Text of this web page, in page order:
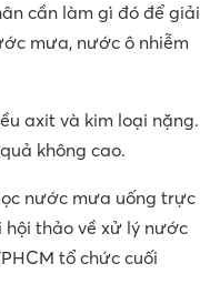
cần làm gì đó để giải
mưa, nước ô nhiễm
axit và kim loại nặng.
không cao.
nước mưa uống trực
thảo về xử lý nước
tổ chức cuối